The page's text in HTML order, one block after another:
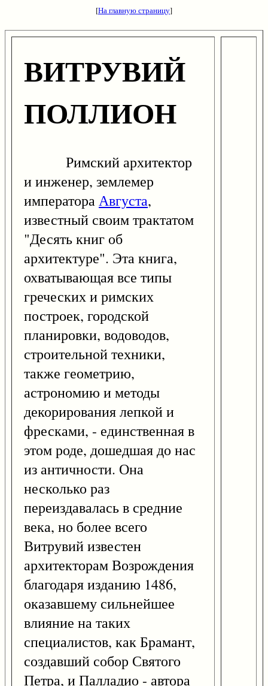
[На главную страницу]
ВИТРУВИЙ
ПОЛЛИОН
Римский архитектор
и инженер, землемер
императораАвгуста,
известный своим трактатом
"Десять книг об
архитектуре". Эта книга,
охватывающая все типы
греческих и римских
построек, городской
планировки, водоводов,
строительной техники,
также геометрию,
астрономию и методы
декорирования лепкой и
фресками, - единственная в
этом роде, дошедшая до нас
из античности. Она
несколько раз
переиздавалась в средние
века, но более всего
Витрувий известен
архитекторам Возрождения
благодаря изданию 1486,
оказавшему сильнейшее
влияние на таких
специалистов, как Брамант,
создавший собор Святого
Петра, и Палладио - автора